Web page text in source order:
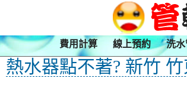
費用計算 線上預約 洗水
熱水器點不著? 新竹